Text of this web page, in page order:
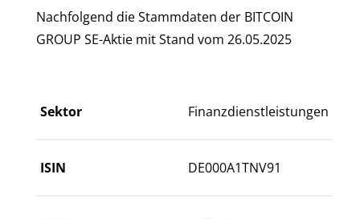
Nachfolgend die Stammdaten der BITCOIN
GROUP SE-Aktie mit Stand vom 26.05.2025
Sektor Finanzdienstleistungen
ISIN DE000A1TNV91